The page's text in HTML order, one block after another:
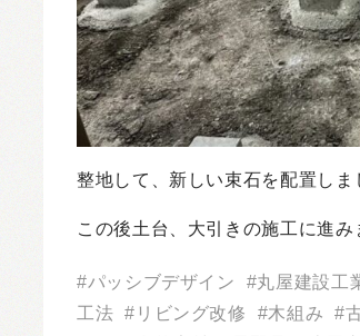
整地して、新しい束石を配置しま
この後土台、大引きの施工に進み
パッシブデザイン 丸屋建設工
工法
リビング改修 木組み